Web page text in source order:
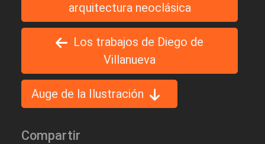
arquitectura neoclásica
Los trabajos de Diego de
Villanueva
Auge de la Ilustración
Compartir